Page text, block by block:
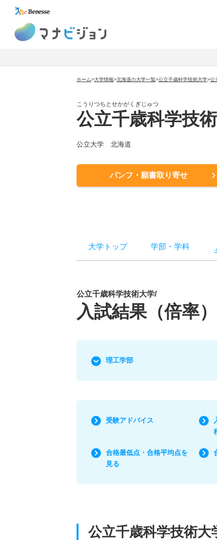
ホーム>大学情報>北海道の大学一覧>公立千歳科学技術大学>公
こうりつちとせかがくぎじゅつ
公立千歳科学技
公立大学 北海道
パンフ・願書取り寄せ
大学トップ 学部 ・ 学科
公立千歳科学技術大学/
入試結果（倍率）
理工学部
受験アドバイス
合格最低点・合格平均点を
見る
公立千歳科学技術大